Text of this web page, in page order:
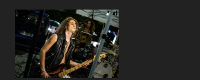
Skip
content